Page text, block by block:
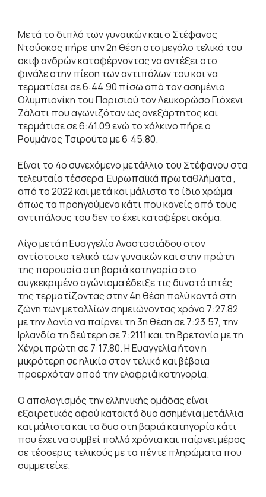
Μετά το διπλό των γυναικών και ο Στέφανος
Ντούσκος πήρε την 2η θέση στο μεγάλο τελικό του
σκιφ ανδρών καταφέρνοντας να αντέξει στο
φινάλε στην πίεση των αντιπάλων του και να
τερματίσει σε 6:44.90 πίσω από τον ασημένιο
Ολυμπιονίκη του Παρισιού τον Λευκορώσο Γιόχενι
Ζάλατι που αγωνιζόταν ως ανεξάρτητος και
τερμάτισε σε 6:41.09 ενώ το χάλκινο πήρε ο
Ρουμάνος Τσιρούτα με 6:45.80.
Είναι το 4ο συνεχόμενο μετάλλιο του Στέφανου στα
τελευταία τέσσερα Ευρωπαϊκά πρωταθλήματα ,
από το 2022 και μετά και μάλιστα το ίδιο χρώμα
όπως τα προηγούμενα κάτι που κανείς από τους
αντιπάλους του δεν το έχει καταφέρει ακόμα.
Λίγο μετά η Ευαγγελία Αναστασιάδου στον
αντίστοιχο τελικό των γυναικών και στην πρώτη
της παρουσία στη βαριά κατηγορία στο
συγκεκριμένο αγώνισμα έδειξε τις δυνατότητές
της τερματίζοντας στην 4η θέση πολύ κοντά στη
ζώνη των μεταλλίων σημειώνοντας χρόνο 7:27.82
με την Δανία να παίρνει τη 3η θέση σε 7:23.57, την
Ιρλανδία τη δεύτερη σε 7:21.11 και τη Βρετανία με τη
Χένρι πρώτη σε 7:17.80. Η Ευαγγελία ήταν η
μικρότερη σε ηλικία στον τελικό και βέβαια
προερχόταν αποό την ελαφριά κατηγορία.
Ο απολογισμός την ελληνικής ομάδας είναι
εξαιρετικός αφού κατακτά δυο ασημένια μετάλλια
και μάλιστα και τα δυο στη βαριά κατηγορία κάτι
που έχει να συμβεί πολλά χρόνια και παίρνει μέρος
σε τέσσερις τελικούς με τα πέντε πληρώματα που
συμμετείχε.